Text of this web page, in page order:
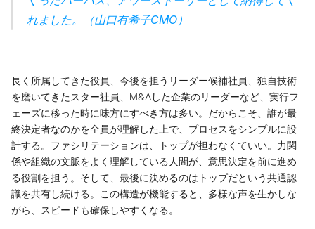
れました。（山口有希子CMO）
長く所属してきた役員、今後を担うリーダー候補社員、独自技術
を磨いてきたスター社員、M&Aした企業のリーダーなど、実行フ
ェーズに移った時に味方にすべき方は多い。だからこそ、誰が最
終決定者なのかを全員が理解した上で、プロセスをシンプルに設
計する。ファシリテーションは、トップが担わなくていい。力関
係や組織の文脈をよく理解している人間が、意思決定を前に進め
る役割を担う。そして、最後に決めるのはトップだという共通認
識を共有し続ける。この構造が機能すると、多様な声を生かしな
がら、スピードも確保しやすくなる。